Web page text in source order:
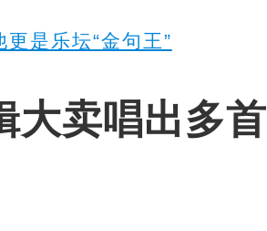
是乐坛“金句王”
大卖唱出多首